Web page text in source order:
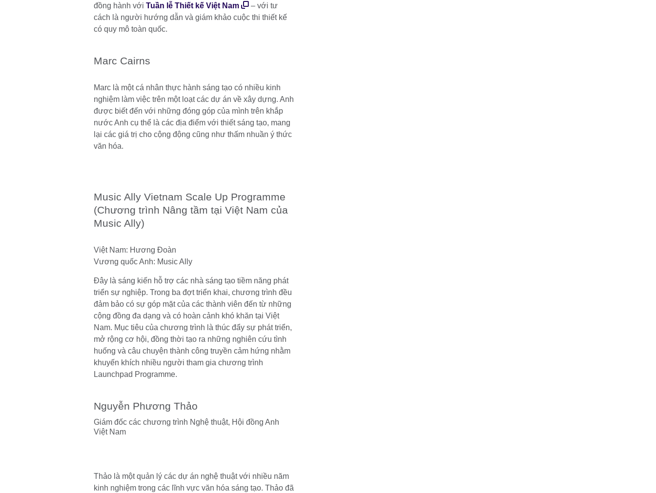
đồng hành với Tuần lễ Thiết kế Việt Nam
– với tư
cách là người hướng dẫn và giám khảo cuộc thi thiết kế
có quy mô toàn quốc.
Marc Cairns
Marc là một cá nhân thực hành sáng tạo có nhiều kinh
nghiệm làm việc trên một loạt các dự án về xây dựng. Anh
được biết đến với những đóng góp của mình trên khắp
nước Anh cụ thể là các địa điểm với thiết sáng tạo, mang
lại các giá trị cho cộng động cũng như thấm nhuần ý thức
văn hóa.
Music Ally Vietnam Scale Up Programme
(Chương trình Nâng tầm tại Việt Nam của
Music Ally)
Việt Nam: Hương Đoàn
Vương quốc Anh: Music Ally
Đây là sáng kiến hỗ trợ các nhà sáng tạo tiềm năng phát
triển sự nghiệp. Trong ba đợt triển khai, chương trình đều
đảm bảo có sự góp mặt của các thành viên đến từ những
cộng đồng đa dạng và có hoàn cảnh khó khăn tại Việt
Nam. Mục tiêu của chương trình là thúc đẩy sự phát triển,
mở rộng cơ hội, đồng thời tạo ra những nghiên cứu tình
huống và câu chuyện thành công truyền cảm hứng nhằm
khuyến khích nhiều người tham gia chương trình
Launchpad Programme.
Nguyễn Phương Thảo
Giám đốc các chương trình Nghệ thuật, Hội đồng Anh
Việt Nam
Thảo là một quản lý các dự án nghệ thuật với nhiều năm
kinh nghiệm trong các lĩnh vực văn hóa sáng tạo. Thảo đã